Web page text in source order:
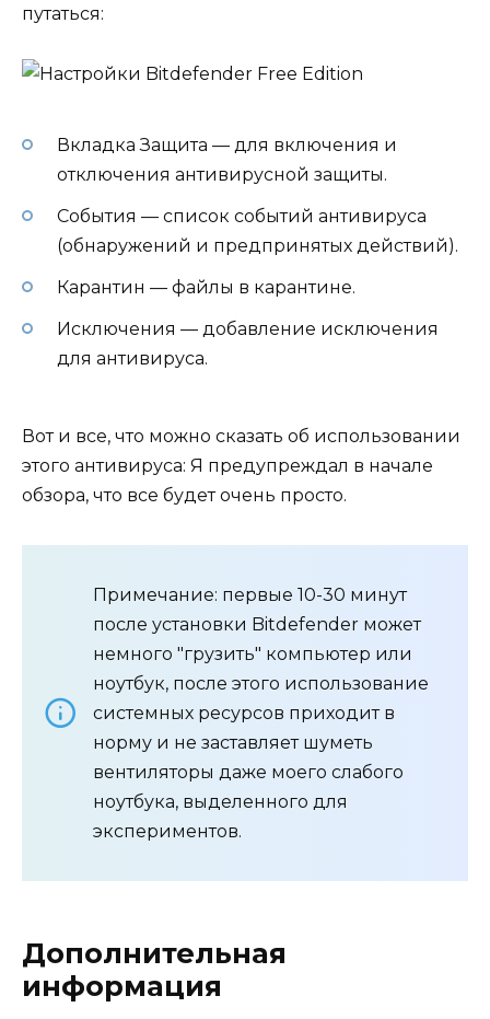
путаться:
Вкладка Защита — для включения и
отключения антивирусной защиты.
События — список событий антивируса
(обнаружений и предпринятых действий).
Карантин — файлы в карантине.
Исключения — добавление исключения
для антивируса.
Вот и все, что можно сказать об использовании
этого антивируса: Я предупреждал в начале
обзора, что все будет очень просто.
Примечание: первые 10-30 минут
после установки Bitdefender может
немного "грузить" компьютер или
ноутбук, после этого использование
системных ресурсов приходит в
норму и не заставляет шуметь
вентиляторы даже моего слабого
ноутбука, выделенного для
экспериментов.
Дополнительная
информация